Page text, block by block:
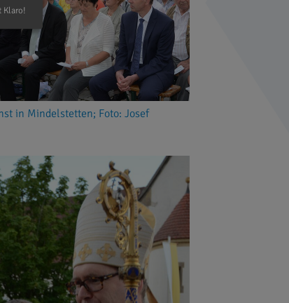
in Mindelstetten; Foto: Josef
Klaro!